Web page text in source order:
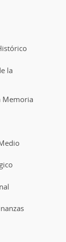
la
Memoria